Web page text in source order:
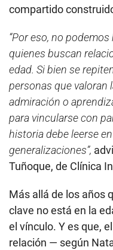
compartido
“Por eso, no
quienes buscan
edad. Si bien se
personas que valoran
admiración o
para vincularse con
historia debe leerse
generalizaciones”,
Tuñoque, de Clínica
Más allá de los años
clave no está en la
el vínculo. Y es que,
relación — según